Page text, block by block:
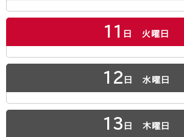
11 日 火曜日
12 日 水曜日
13 日 木曜日